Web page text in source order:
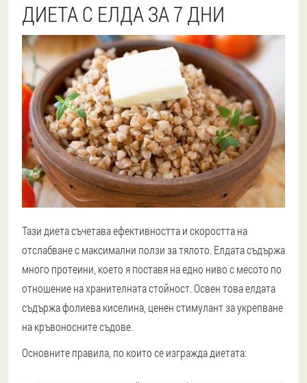
ДИЕТА С ЕЛДА ЗА 7 ДНИ
Тази диета съчетава ефективността и скоростта на
отслабване с максимални ползи за тялото. Елдата съдържа
много протеини, което я поставя на едно ниво с месото по
отношение на хранителната стойност. Освен това елдата
съдържа фолиева киселина, ценен стимулант за укрепване
на кръвоносните съдове.
Основните правила, по които се изгражда диетата: